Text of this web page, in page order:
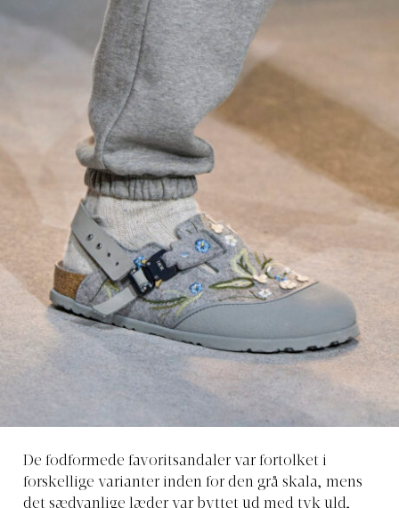
De fodformede favoritsandaler var fortolket i
forskellige varianter inden for den grå skala, mens
det sædvanlige læder var byttet ud med tyk uld,